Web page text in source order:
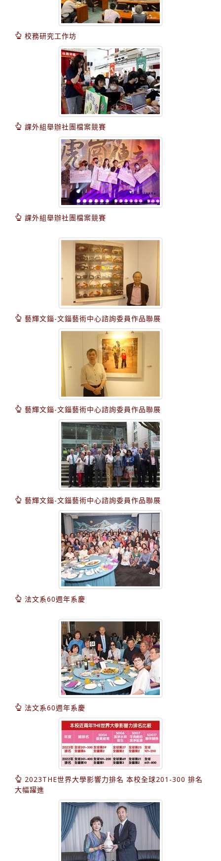
校務研究工作坊
課外組舉辦社團檔案競賽
課外組舉辦社團檔案競賽
藝輝文錙-文錙藝術中心諮詢委員作品聯展
藝輝文錙-文錙藝術中心諮詢委員作品聯展
藝輝文錙-文錙藝術中心諮詢委員作品聯展
法文系60週年系慶
法文系60週年系慶
2023THE世界大學影響力排名 本校全球201-300 排名
大幅躍進